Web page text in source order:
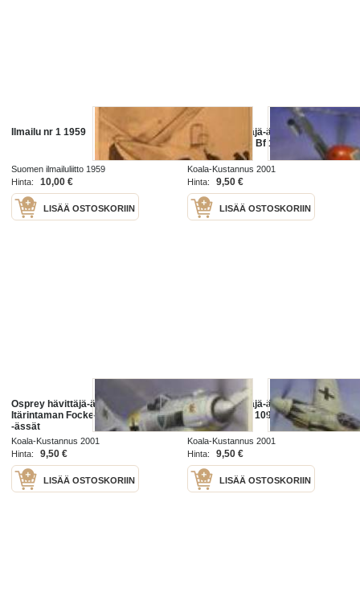
Ilmailu nr 1 1959
Suomen ilmailuliitto 1959
Hinta:
10,00 €
LISÄÄ OSTOSKORIIN
Osprey hävittäjä-ässät 1 -
Länsirintaman Bf 109F/G/K ässät
Koala-Kustannus 2001
Hinta:
9,50 €
LISÄÄ OSTOSKORIIN
Osprey hävittäjä-ässät 2 -
Itärintaman Focke-Wulf Fw 190
-ässät
Koala-Kustannus 2001
Hinta:
9,50 €
LISÄÄ OSTOSKORIIN
Osprey hävittäjä-ässät 3 -
Itärintaman Bf 109 -ässät
Koala-Kustannus 2001
Hinta:
9,50 €
LISÄÄ OSTOSKORIIN